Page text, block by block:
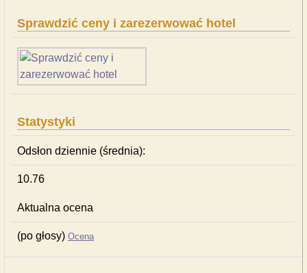
Sprawdzić ceny i zarezerwować hotel
Statystyki
Odsłon dziennie (średnia):
10.76
Aktualna ocena
(po głosy) Ocena